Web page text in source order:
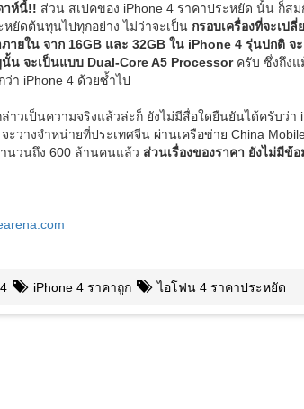
าห์นี้!! ส่วน สเปคของ iPhone 4 ราคาประหยัด นั้น ก็สม
ยัดต้นทุนไปทุกอย่าง ไม่ว่าจะเป็น กรอบเครื่องที่จะเป
ยใน จาก 16GB และ 32GB ใน iPhone 4 รุ่นปกติ จะ
น จะเป็นแบบ Dual-Core A5 Processorครับ ซึ่งถึงแ
า iPhone 4 ด้วยซ้ำไป
าวเป็นความจริงแล้วล่ะก็ ยังไม่มีสื่อใดยืนยันได้ครับว่า
ะวางจำหน่ายที่ประเทศจีน ผ่านเครือข่าย China
นวนถึง 600 ล้านคนแล้ว ส่วนเรื่องของราคา ยังไม่มีข้
iPhone 4 ราคาถูก ไอโฟน 4 ราคาประหยัด